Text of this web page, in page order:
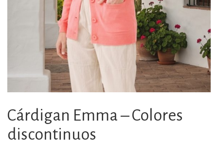
Cárdigan Emma – Colores
discontinuos